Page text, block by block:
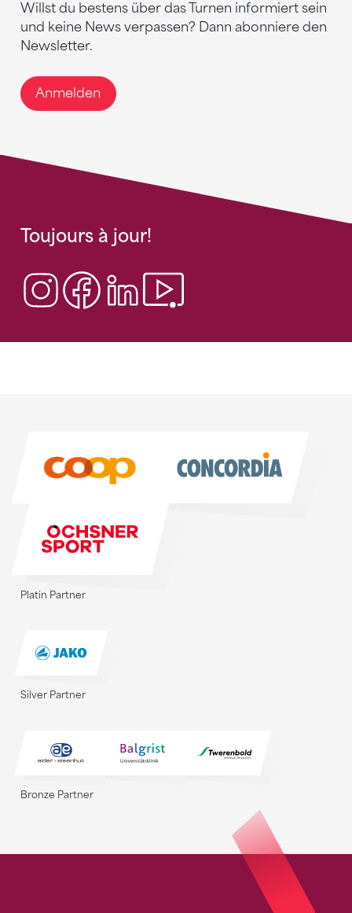
Willst du bestens über das Turnen informiert sein
und keine News verpassen? Dann abonniere den
Newsletter.
Anmelden
Toujours à jour!
Platin Partner
Silver Partner
Bronze Partner